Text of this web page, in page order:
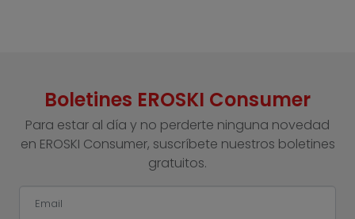
Boletines EROSKI Consumer
Para estar al día y no perderte ninguna novedad
en EROSKI Consumer, suscríbete nuestros boletines
gratuitos.